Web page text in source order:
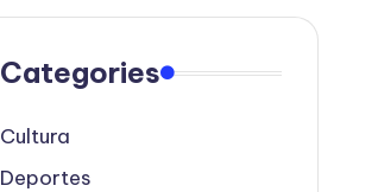
Categories
Cultura
Deportes